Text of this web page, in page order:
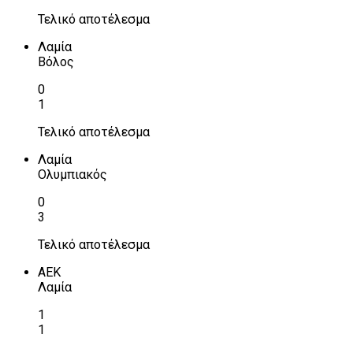
Τελικό αποτέλεσμα
Λαμία
Βόλος
0
1
Τελικό αποτέλεσμα
Λαμία
Ολυμπιακός
0
3
Τελικό αποτέλεσμα
ΑΕΚ
Λαμία
1
1